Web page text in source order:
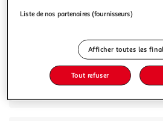
l'envie ! Vous voulez connaître le prix
Liste de nos partenaires (fournisseurs)
Afficher toutes les
Tout refuser